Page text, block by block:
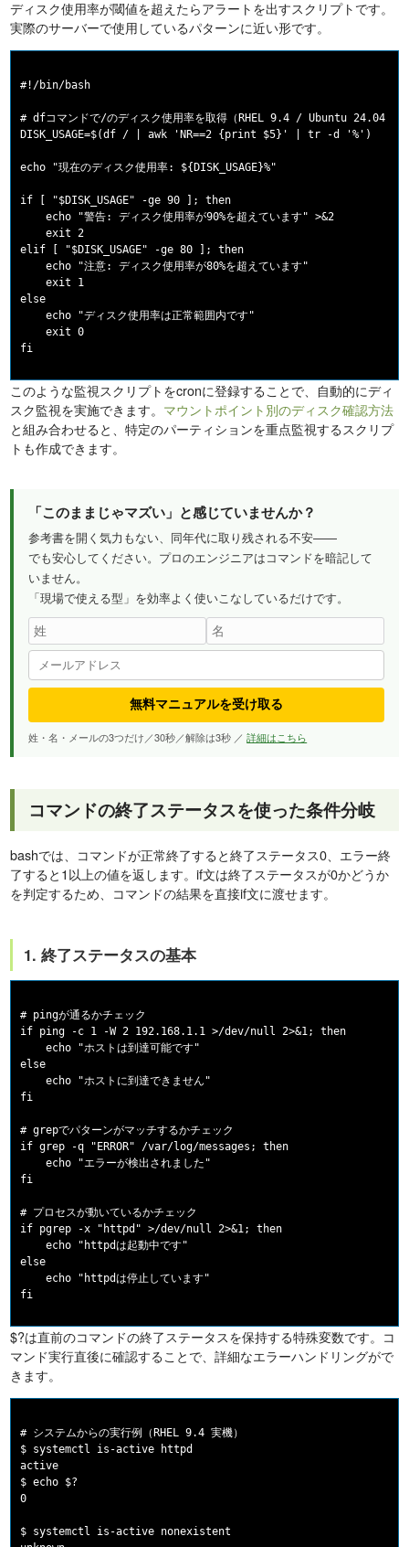
ディスク使用率が閾値を超えたらアラートを出すスクリプトです。
実際のサーバーで使用しているパターンに近い形です。
#!/bin/bash
# dfコマンドで/のディスク使用率を取得（RHEL 9.4 / Ubuntu 24.04 確
DISK_USAGE=$(df / | awk 'NR==2 {print $5}' | tr -d '%')
echo "現在のディスク使用率: ${DISK_USAGE}%"
if [ "$DISK_USAGE" -ge 90 ]; then
    echo "警告: ディスク使用率が90%を超えています" >&2
    exit 2
elif [ "$DISK_USAGE" -ge 80 ]; then
    echo "注意: ディスク使用率が80%を超えています"
    exit 1
else
    echo "ディスク使用率は正常範囲内です"
    exit 0
このような監視スクリプトをcronに登録することで、自動的にディ
スク監視を実施できます。 マウントポイント別のディスク確認方法
と組み合わせると、特定のパーティションを重点監視するスクリプ
トも作成できます。
「このままじゃマズい」と感じていませんか？
参考書を開く気力もない、同年代に取り残される不安——
でも安心してください。プロのエンジニアはコマンドを暗記して
いません。
「現場で使える型」を効率よく使いこなしているだけです。
無料マニュアルを受け取る
姓・名・メールの3つだけ／30秒／解除は3秒 ／詳細はこちら
コマンドの終了ステータスを使った条件分岐
bashでは、コマンドが正常終了すると終了ステータス0、エラー終
了すると1以上の値を返します。if文は終了ステータスが0かどうか
を判定するため、コマンドの結果を直接if文に渡せます。
1. 終了ステータスの基本
# pingが通るかチェック
if ping -c 1 -W 2 192.168.1.1 >/dev/null 2>&1; then
    echo "ホストは到達可能です"
else
    echo "ホストに到達できません"
fi
# grepでパターンがマッチするかチェック
if grep -q "ERROR" /var/log/messages; then
    echo "エラーが検出されました"
fi
# プロセスが動いているかチェック
if pgrep -x "httpd" >/dev/null 2>&1; then
    echo "httpdは起動中です"
else
    echo "httpdは停止しています"
$?は直前のコマンドの終了ステータスを保持する特殊変数です。コ
マンド実行直後に確認することで、詳細なエラーハンドリングがで
きます。
# システムからの実行例（RHEL 9.4 実機）
$ systemctl is-active httpd
active
$ echo $?
0
$ systemctl is-active nonexistent